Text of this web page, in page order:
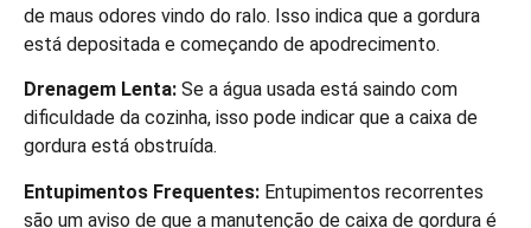
de maus odores vindo do ralo. Isso indica que a gordura
está depositada e começando de apodrecimento.
Drenagem Lenta: Se a água usada está saindo com
dificuldade da cozinha, isso pode indicar que a caixa de
gordura está obstruída.
Entupimentos Frequentes: Entupimentos recorrentes
são um aviso de que a manutenção de caixa de gordura é